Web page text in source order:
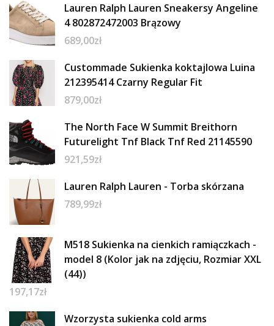
Lauren Ralph Lauren Sneakersy Angeline
4 802872472003 Brązowy
689,00zł
Custommade Sukienka koktajlowa Luina
212395414 Czarny Regular Fit
879,00zł
The North Face W Summit Breithorn
Futurelight Tnf Black Tnf Red 21145590
921,59zł
Lauren Ralph Lauren - Torba skórzana
789,99zł
M518 Sukienka na cienkich ramiączkach -
model 8 (Kolor jak na zdjęciu, Rozmiar XXL
(44))
197,17zł
Wzorzysta sukienka cold arms